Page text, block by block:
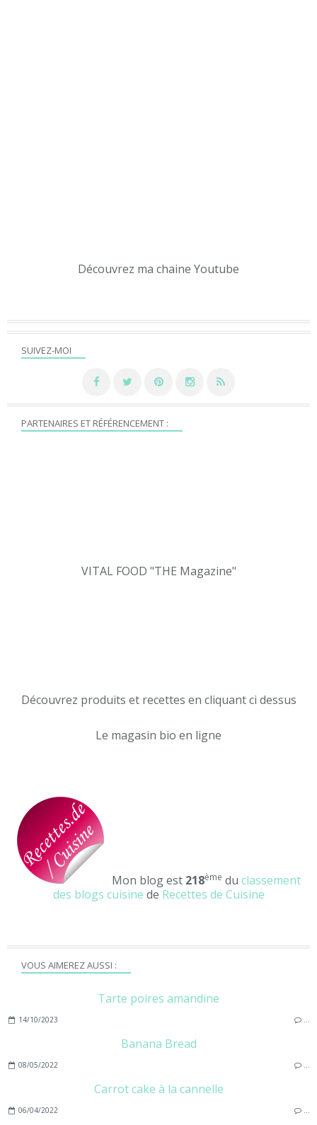
SUIVEZ-MOI
VOUS AIMEREZ AUSSI :
Tarte poires amandine
14/10/2023
Banana Bread
08/05/2022
Carrot cake à la cannelle
06/04/2022
Découvrez ma chaine Youtube
PARTENAIRES ET RÉFÉRENCEMENT :
VITAL FOOD "THE Magazine"
Découvrez produits et recettes en cliquant ci dessus
Le magasin bio en ligne
Mon blog est 218ème du classement
des blogs cuisine de Recettes de Cuisine